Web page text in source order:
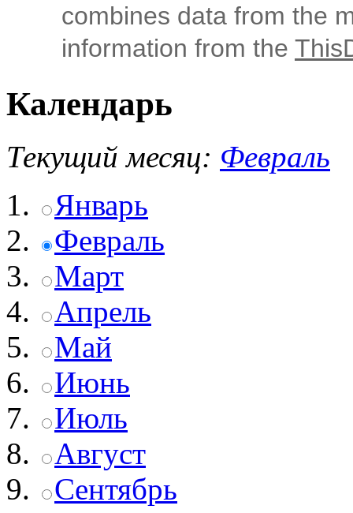
combines data from the
information from the
Календарь
Текущий месяц: Февраль
Январь
Февраль
Март
Апрель
Май
Июнь
Июль
Август
Сентябрь